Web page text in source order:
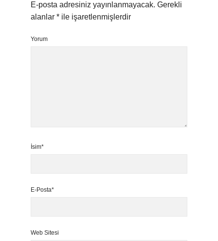
E-posta adresiniz yayınlanmayacak. Gerekli
alanlar * ile işaretlenmişlerdir
Yorum
İsim*
E-Posta*
Web Sitesi